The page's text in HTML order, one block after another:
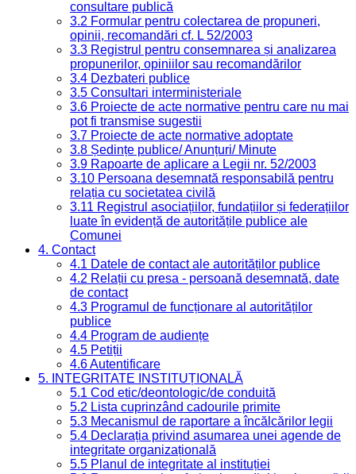
consultare publică
3.2 Formular pentru colectarea de propuneri,
opinii, recomandări cf. L 52/2003
3.3 Registrul pentru consemnarea și analizarea
propunerilor, opiniilor sau recomandărilor
3.4 Dezbateri publice
3.5 Consultari interministeriale
3.6 Proiecte de acte normative pentru care nu mai
pot fi transmise sugestii
3.7 Proiecte de acte normative adoptate
3.8 Ședințe publice/ Anunțuri/ Minute
3.9 Rapoarte de aplicare a Legii nr. 52/2003
3.10 Persoana desemnată responsabilă pentru
relația cu societatea civilă
3.11 Registrul asociațiilor, fundațiilor și federațiilor
luate în evidență de autoritățile publice ale
Comunei
4. Contact
4.1 Datele de contact ale autorităților publice
4.2 Relații cu presa - persoană desemnată, date
de contact
4.3 Programul de funcționare al autorităților
publice
4.4 Program de audiențe
4.5 Petiții
4.6 Autentificare
5. INTEGRITATE INSTITUȚIONALĂ
5.1 Cod etic/deontologic/de conduită
5.2 Lista cuprinzând cadourile primite
5.3 Mecanismul de raportare a încălcărilor legii
5.4 Declarația privind asumarea unei agende de
integritate organizațională
5.5 Planul de integritate al instituției